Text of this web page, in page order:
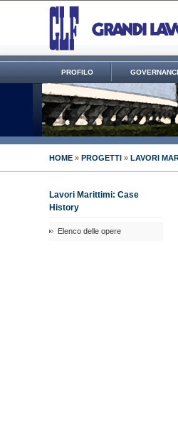
PROFILO
Lavori Marittimi: Case
History
Elenco delle opere
HOME » PROGETTI » LAVORI